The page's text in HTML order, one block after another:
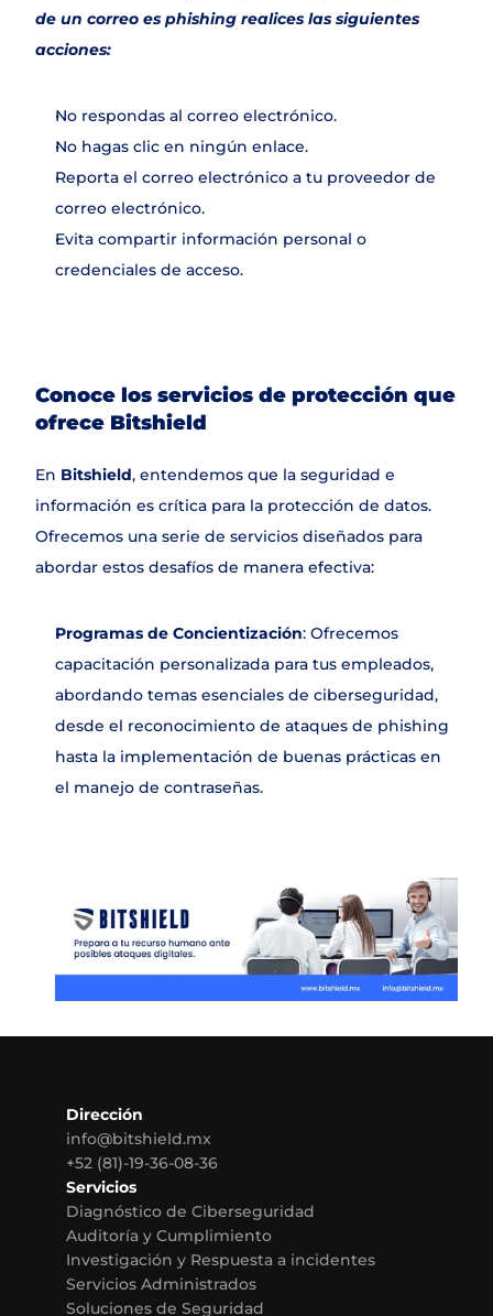
de un correo es phishing realices las siguientes
acciones:
No respondas al correo electrónico.
No hagas clic en ningún enlace.
Reporta el correo electrónico a tu proveedor de
correo electrónico.
Evita compartir información personal o
credenciales de acceso.
Conoce los servicios de protección que
ofrece Bitshield
En Bitshield, entendemos que la seguridad e
información es crítica para la protección de datos.
Ofrecemos una serie de servicios diseñados para
abordar estos desafíos de manera efectiva:
Programas de Concientización: Ofrecemos
capacitación personalizada para tus empleados,
abordando temas esenciales de ciberseguridad,
desde el reconocimiento de ataques de phishing
hasta la implementación de buenas prácticas en
el manejo de contraseñas.
Dirección
info@bitshield.mx
+52 (81)-19-36-08-36
Servicios
Diagnóstico de Ciberseguridad
Auditoría y Cumplimiento
Investigación y Respuesta a incidentes
Servicios Administrados
Soluciones de Seguridad